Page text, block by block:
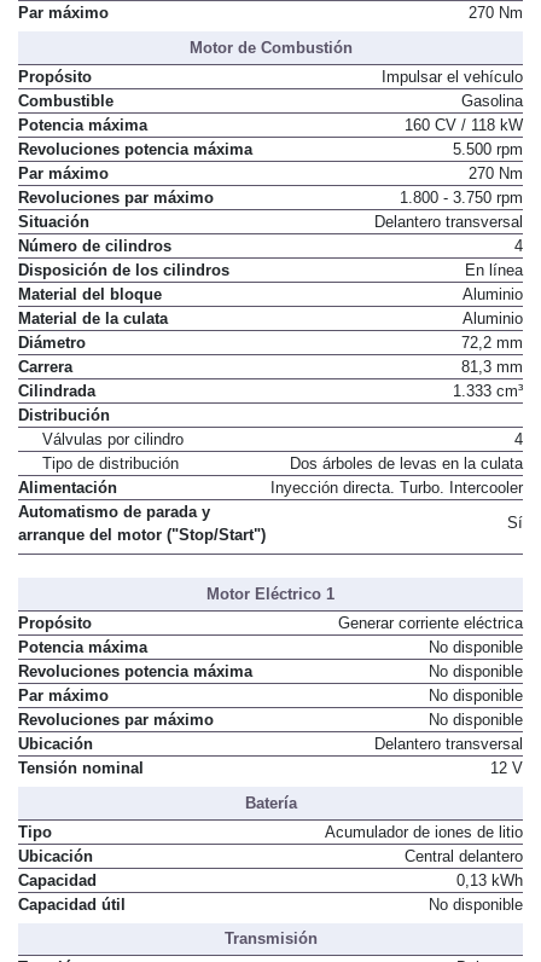
Par máximo
270 Nm
Motor de Combustión
Propósito
Impulsar el vehículo
Combustible
Gasolina
Potencia máxima
160 CV / 118 kW
Revoluciones potencia máxima
5.500 rpm
Par máximo
270 Nm
Revoluciones par máximo
1.800 - 3.750 rpm
Situación
Delantero transversal
Número de cilindros
4
Disposición de los cilindros
En línea
Material del bloque
Aluminio
Material de la culata
Aluminio
Diámetro
72,2 mm
Carrera
81,3 mm
Cilindrada
1.333 cm³
Distribución
Válvulas por cilindro
4
Tipo de distribución
Dos árboles de levas en la culata
Alimentación
Inyección directa. Turbo. Intercooler
Automatismo de parada y
arranque del motor ("Stop/Start")
Sí
Motor Eléctrico 1
Propósito
Generar corriente eléctrica
Potencia máxima
No disponible
Revoluciones potencia máxima
No disponible
Par máximo
No disponible
Revoluciones par máximo
No disponible
Ubicación
Delantero transversal
Tensión nominal
12 V
Batería
Tipo
Acumulador de iones de litio
Ubicación
Central delantero
Capacidad
0,13 kWh
Capacidad útil
No disponible
Transmisión